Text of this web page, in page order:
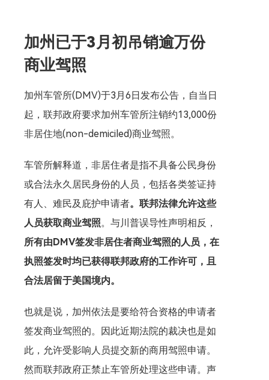
加州已于3月初吊销逾万份
商业驾照
加州车管所(DMV)于3月6日发布公告，自当日
起，联邦政府要求加州车管所注销约13,000份
非居住地(non-demiciled)商业驾照。
车管所解释道，非居住者是指不具备公民身份
或合法永久居民身份的人员，包括各类签证持
有人、难民及庇护申请者。联邦法律允许这些
人员获取商业驾照。与川普误导性声明相反，
所有由DMV签发非居住者商业驾照的人员，在
执照签发时均已获得联邦政府的工作许可，且
合法居留于美国境内。
也就是说，加州依法是要给符合资格的申请者
签发商业驾照的。因此近期法院的裁决也是如
此，允许受影响人员提交新的商用驾照申请。
然而联邦政府正禁止车管所处理这些申请。声